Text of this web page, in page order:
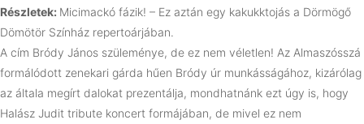
Részletek: Micimackó fázik! – Ez aztán egy kakukktojás a Dörmögő
Dömötör Színház repertoárjában.
A cím Bródy János szüleménye, de ez nem véletlen! Az Almaszósszá
formálódott zenekari gárda hűen Bródy úr munkásságához, kizárólag
az általa megírt dalokat prezentálja, mondhatnánk ezt úgy is, hogy
Halász Judit tribute koncert formájában, de mivel ez nem